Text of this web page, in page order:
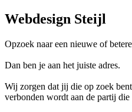
Webdesign Steijl
Opzoek naar een nieuwe of
Dan ben je aan het juiste adres.
Wij zorgen dat jij die op zoek
verbonden wordt aan de partij die